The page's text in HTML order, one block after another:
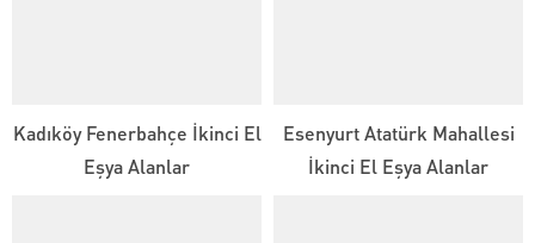
Kadıköy Fenerbahçe İkinci El
Eşya Alanlar
Esenyurt Atatürk Mahallesi
İkinci El Eşya Alanlar